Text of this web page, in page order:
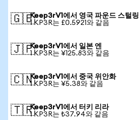
🇬🇧Keep3rV1에서 영국 파운드 스털링
1 KP3R는 £0.5921와 같음
🇯🇵Keep3rV1에서 일본 엔
1 KP3R는 ¥125.83와 같음
🇨🇳Keep3rV1에서 중국 위안화
1 KP3R는 ¥5.38와 같음
🇹🇷Keep3rV1에서 터키 리라
1 KP3R는 ₺37.94와 같음